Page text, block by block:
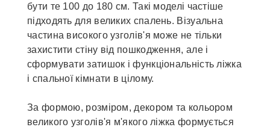
бути те 100 до 180 см. Такі моделі частіше
підходять для великих спалень. Візуальна
частина високого узголів'я може не тільки
захистити стіну від пошкодження, але і
сформувати затишок і функціональність ліжка
і спальної кімнати в цілому.
За формою, розміром, декором та кольором
великого узголів'я м'якого ліжка формується